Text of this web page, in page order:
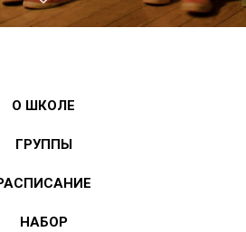
О ШКОЛЕ
ГРУППЫ
НАБОР